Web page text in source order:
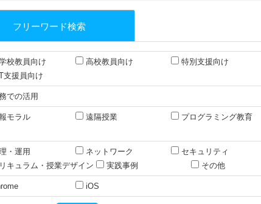
フリーワード検索
校教員向け 高校教員向け
特別支援向け
支援員向け
での活用
モラル 遠隔授業
プログラミング教育
・運用 ネットワーク
セキュリティ
キュラム・授業デザイン 実践事例 その他
iOS